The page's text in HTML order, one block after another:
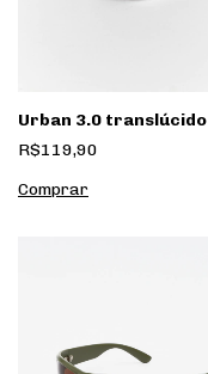
Urban 3.0 translúcido
R$119,90